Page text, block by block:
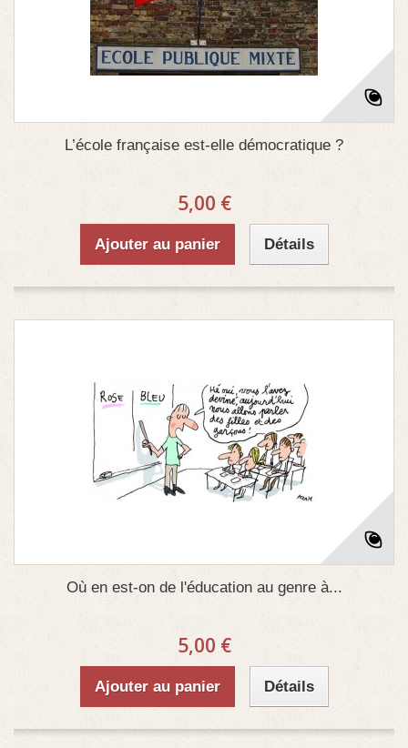
L’école française est-elle démocratique ?
5,00 €
Ajouter au panier Détails
Où en est-on de l'éducation au genre à...
5,00 €
Ajouter au panier Détails